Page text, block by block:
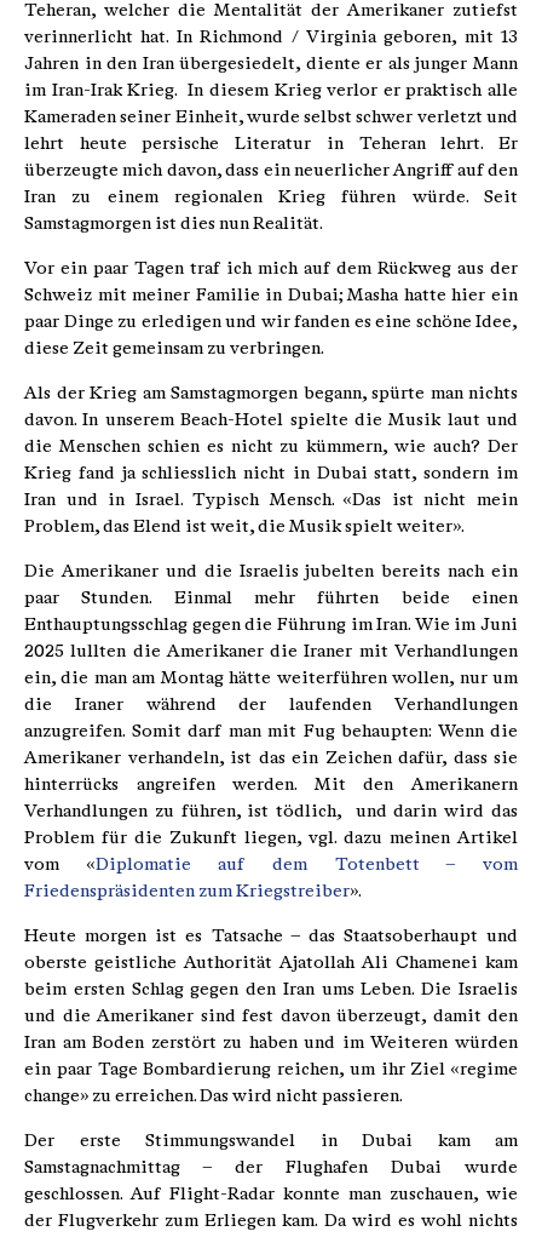
Teheran, welcher die Mentalität der Amerikaner zutiefst
verinnerlicht hat. In Richmond / Virginia geboren, mit 13
Jahren in den Iran übergesiedelt, diente er als junger Mann
im Iran-Irak Krieg. In diesem Krieg verlor er praktisch alle
Kameraden seiner Einheit, wurde selbst schwer verletzt und
lehrt heute persische Literatur in Teheran lehrt. Er
überzeugte mich davon, dass ein neuerlicher Angriff auf den
Iran zu einem regionalen Krieg führen würde. Seit
Samstagmorgen ist dies nun Realität.
Vor ein paar Tagen traf ich mich auf dem Rückweg aus der
Schweiz mit meiner Familie in Dubai; Masha hatte hier ein
paar Dinge zu erledigen und wir fanden es eine schöne Idee,
diese Zeit gemeinsam zu verbringen.
Als der Krieg am Samstagmorgen begann, spürte man nichts
davon. In unserem Beach-Hotel spielte die Musik laut und
die Menschen schien es nicht zu kümmern, wie auch? Der
Krieg fand ja schliesslich nicht in Dubai statt, sondern im
Iran und in Israel. Typisch Mensch. «Das ist nicht mein
Problem, das Elend ist weit, die Musik spielt weiter».
Die Amerikaner und die Israelis jubelten bereits nach ein
paar Stunden. Einmal mehr führten beide einen
Enthauptungsschlag gegen die Führung im Iran. Wie im Juni
2025 lullten die Amerikaner die Iraner mit Verhandlungen
ein, die man am Montag hätte weiterführen wollen, nur um
die Iraner während der laufenden Verhandlungen
anzugreifen. Somit darf man mit Fug behaupten: Wenn die
Amerikaner verhandeln, ist das ein Zeichen dafür, dass sie
hinterrücks angreifen werden. Mit den Amerikanern
Verhandlungen zu führen, ist tödlich, und darin wird das
Problem für die Zukunft liegen, vgl. dazu meinen Artikel
vom «Diplomatie auf dem Totenbett – vom
Friedenspräsidenten zum Kriegstreiber».
Heute morgen ist es Tatsache – das Staatsoberhaupt und
oberste geistliche Authorität Ajatollah Ali Chamenei kam
beim ersten Schlag gegen den Iran ums Leben. Die Israelis
und die Amerikaner sind fest davon überzeugt, damit den
Iran am Boden zerstört zu haben und im Weiteren würden
ein paar Tage Bombardierung reichen, um ihr Ziel «regime
change» zu erreichen. Das wird nicht passieren.
Der erste Stimmungswandel in Dubai kam am
Samstagnachmittag – der Flughafen Dubai wurde
geschlossen. Auf Flight-Radar konnte man zuschauen, wie
der Flugverkehr zum Erliegen kam. Da wird es wohl nichts